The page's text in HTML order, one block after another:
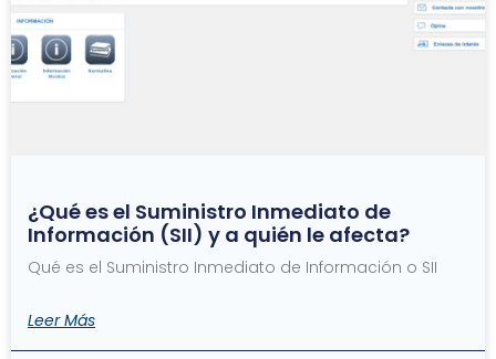
¿Qué es el Suministro Inmediato de
Información (SII) y a quién le afecta?
Qué es el Suministro Inmediato de Información o SII
Leer Más